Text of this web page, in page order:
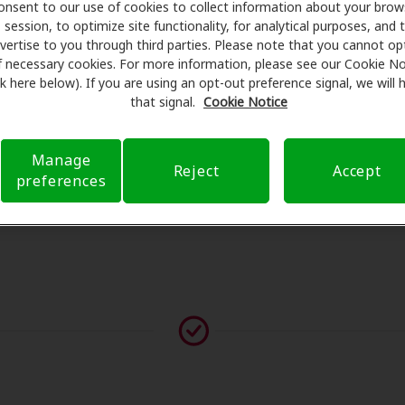
to our use of cookies to collect information about your
session, to optimize site functionality, for analytical purposes, and
to you through third parties. Please note that you cannot
necessary cookies. For more information, please see our Cookie
here below). If you are using an opt-out preference signal, we will
that signal. Cookie Notice
Manage
preferences
Reject Accept
beneficios y programan exámenes con profesionales
al cliente. Antes de su consulta en Allen Ear Nose And
de verificar su cobertura de seguro para reducir
objetivo es hacer transparente su experiencia de
apoyo cuando tiene preguntas sobre el seguro y con